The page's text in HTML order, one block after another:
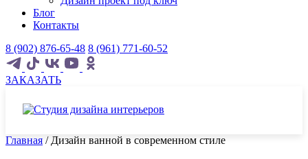
Блог
Контакты
8 (902) 876-65-48 8 (961) 771-60-52
ЗАКАЗАТЬ
Главная / Дизайн ванной в современном стиле